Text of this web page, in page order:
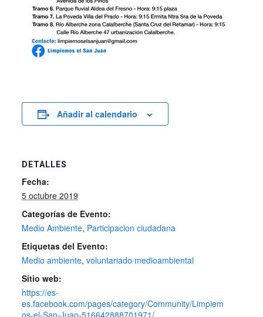
Añadir al calendario
DETALLES
Fecha:
5 octubre 2019
Categorías de Evento:
Medio Ambiente, Participacion ciudadana
Etiquetas del Evento:
Medio ambiente, voluntariado medioambiental
Sitio web:
https://es-
es.facebook.com/pages/category/Community/Limpiem
os-el-San-Juan-516642888701971/